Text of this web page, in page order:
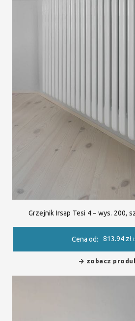
Grzejnik Irsap Tesi 4 – wys. 200,
Cena od: 813.94 zł
zobacz